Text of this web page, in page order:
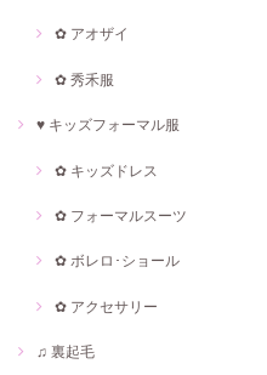
✿ アオザイ
✿ 秀禾服
♥ キッズフォーマル服
✿ キッズドレス
✿ フォーマルスーツ
✿ ボレロ･ショール
✿ アクセサリー
♫ 裏起毛